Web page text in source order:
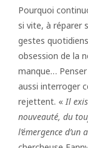
Pourquoi
si vite, à réparer
gestes
obsession de la
manque…
aussi interroger
rejettent. « Il
nouveauté, du
l’émergence